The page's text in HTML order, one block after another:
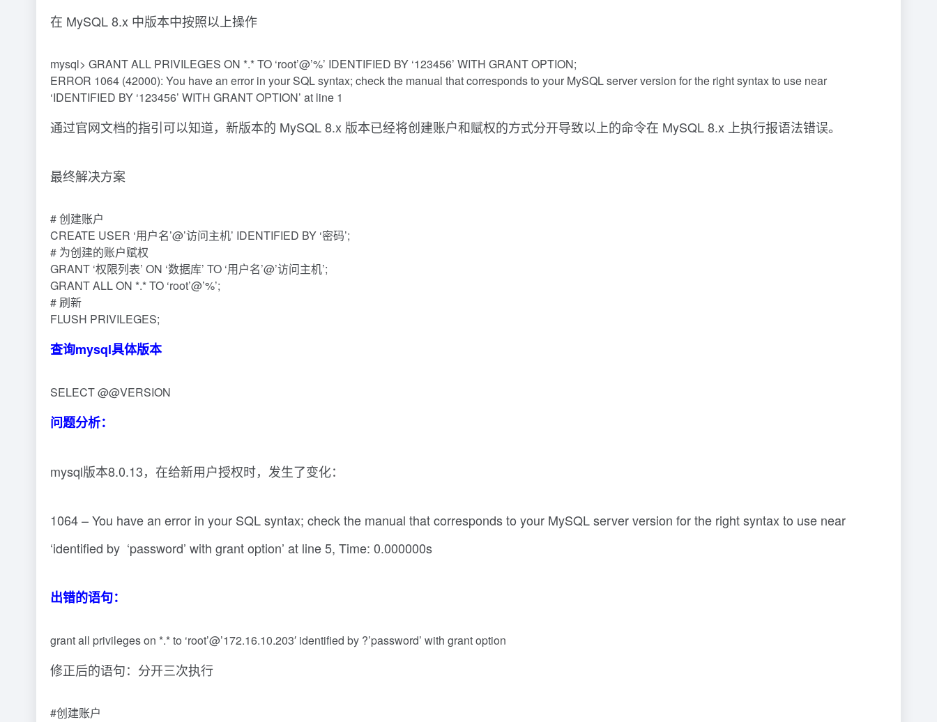
在 MySQL 8.x 中版本中按照以上操作
mysql> GRANT ALL PRIVILEGES ON *.* TO ‘root’@’%’ IDENTIFIED BY ‘123456’ WITH GRANT OPTION;
ERROR 1064 (42000): You have an error in your SQL syntax; check the manual that corresponds to your MySQL server version for the right syntax to use near
‘IDENTIFIED BY ‘123456’ WITH GRANT OPTION’ at line 1
通过官网文档的指引可以知道，新版本的 MySQL 8.x 版本已经将创建账户和赋权的方式分开导致以上的命令在 MySQL 8.x 上执行报语法错误。
最终解决方案
# 创建账户
CREATE USER ‘用户名’@’访问主机’ IDENTIFIED BY ‘密码’;
# 为创建的账户赋权
GRANT ‘权限列表’ ON ‘数据库’ TO ‘用户名’@’访问主机’;
GRANT ALL ON *.* TO ‘root’@’%’;
# 刷新
FLUSH PRIVILEGES;
查询mysql具体版本
SELECT @@VERSION
问题分析：
mysql版本8.0.13，在给新用户授权时，发生了变化：
1064 – You have an error in your SQL syntax; check the manual that corresponds to your MySQL server version for the right syntax to use near
‘identified by ‘password’ with grant option’ at line 5, Time: 0.000000s
出错的语句：
grant all privileges on *.* to ‘root’@’172.16.10.203′ identified by ?’password’ with grant option
修正后的语句：分开三次执行
#创建账户